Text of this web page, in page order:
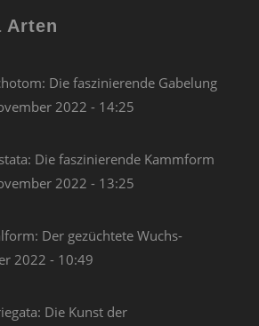
Arten
Die faszinierende Gabelung
2022 - 14:25
Die faszinierende Kammform
2022 - 13:25
Der gezüchtete Wuchs-
2022 - 10:49
Die Kunst der